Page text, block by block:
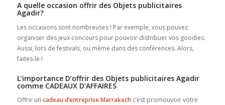
A quelle occasion offrir des Objets publicitaires
Agadir?
Les occasions sont nombreuses ! Par exemple, vous pouvez
organiser des jeux concours pour pouvoir distribuer vos goodies.
Aussi, lors de festivals, ou même dans des conférences. Alors,
faites-le !
L’importance D’offrir des Objets publicitaires Agadir
comme CADEAUX D’AFFAIRES
Offrir un cadeau d’entreprise Marrakech c’est promouvoir votre